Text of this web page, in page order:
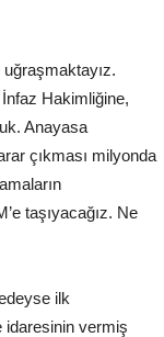
İnfaz Hakimliğine,
Anayasa
çıkması milyonda
taşıyacağız. Ne
ilk
idaresinin vermiş